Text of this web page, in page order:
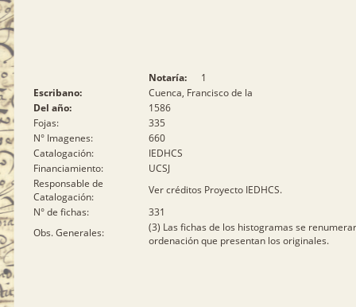
Notaría:
1
Escribano:
Cuenca, Francisco de la
Del año:
1586
Fojas:
335
N° Imagenes:
660
Catalogación:
IEDHCS
Financiamiento:
UCSJ
Responsable de
Catalogación:
Ver créditos Proyecto IEDHCS.
N° de fichas:
331
Obs. Generales:
(3) Las fichas de los histogramas se
ordenación que presentan los originales.